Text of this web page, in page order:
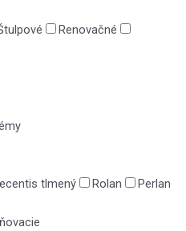
Renovačné
tlmený Rolan
Perlan